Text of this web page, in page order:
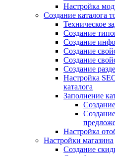
Настройка
Создание каталога
Техническое
Создание
Создание
Создание
Создание
Создание
Настройка
каталога
Заполнение
Настройка
Настройки магазина
Создание